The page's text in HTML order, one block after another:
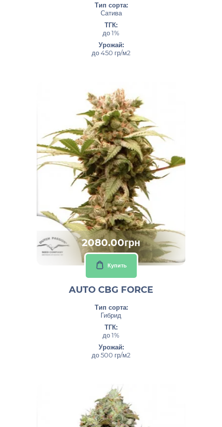
Тип сорта:
Сатива
ТГК:
до 1%
Урожай:
до 450 гр/м2
2080.00грн
Купить
AUTO CBG FORCE
Тип сорта:
Гибрид
ТГК:
до 1%
Урожай:
до 500 гр/м2